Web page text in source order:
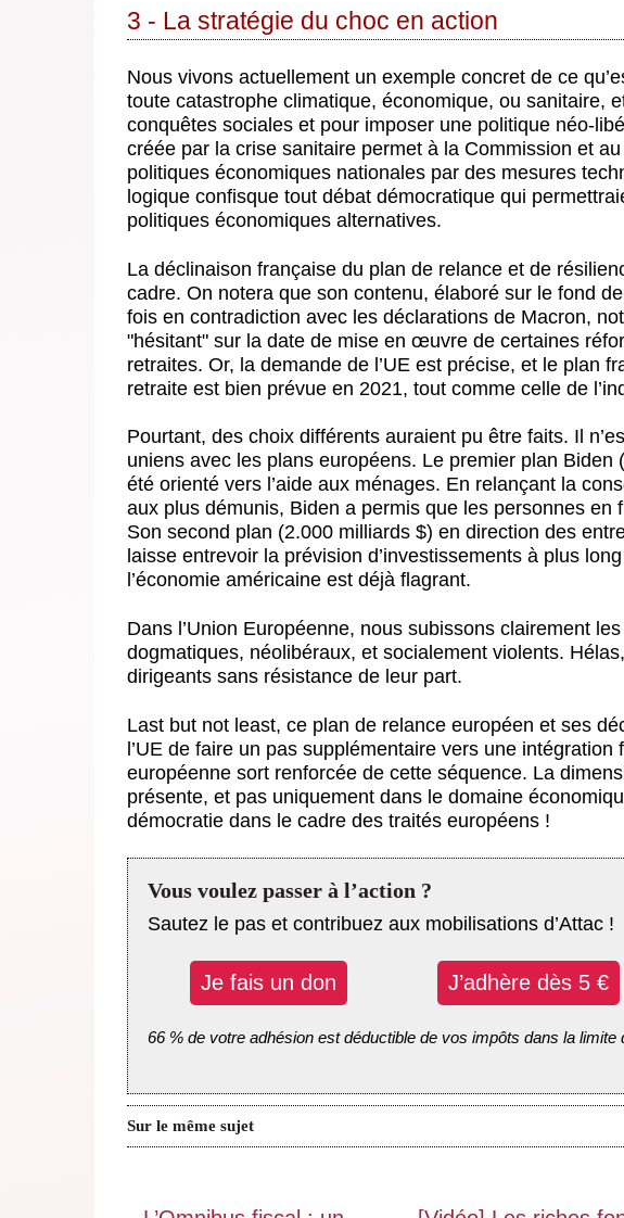
3 - La stratégie du choc en action
Nous vivons actuellement un exemple concret de ce
toute catastrophe climatique, économique, ou sanitaire,
conquêtes sociales et pour imposer une politique néo-
créée par la crise sanitaire permet à la Commission et
politiques économiques nationales par des mesures
logique confisque tout débat démocratique qui
politiques économiques alternatives.
La déclinaison française du plan de relance et de
cadre. On notera que son contenu, élaboré sur le fond
fois en contradiction avec les déclarations de Macron,
"hésitant" sur la date de mise en œuvre de certaines
retraites. Or, la demande de l’UE est précise, et le plan
retraite est bien prévue en 2021, tout comme celle de
Pourtant, des choix différents auraient pu être faits. Il
uniens avec les plans européens. Le premier plan Biden
été orienté vers l’aide aux ménages. En relançant la
aux plus démunis, Biden a permis que les personnes en
Son second plan (2.000 milliards $) en direction des
laisse entrevoir la prévision d’investissements à plus
l’économie américaine est déjà flagrant.
Dans l’Union Européenne, nous subissons clairement
dogmatiques, néolibéraux, et socialement violents.
dirigeants sans résistance de leur part.
Last but not least, ce plan de relance européen et ses
l’UE de faire un pas supplémentaire vers une intégration
européenne sort renforcée de cette séquence. La
présente, et pas uniquement dans le domaine
démocratie dans le cadre des traités européens !
Vous voulez passer à l’action ?
Sautez le pas et contribuez aux mobilisations d’Attac !
Je fais un don J’adhère dès 5 €
66 % de votre adhésion est déductible de vos impôts dans la limite
Sur le même sujet